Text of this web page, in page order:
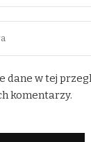
dane w tej
komentarzy.